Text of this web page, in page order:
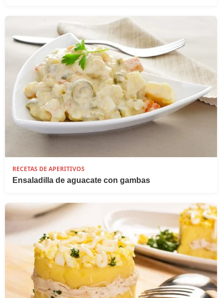
RECETAS DE APERITIVOS
Ensaladilla de aguacate con gambas